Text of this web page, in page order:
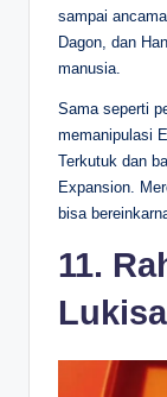
sampai
Dagon, dan
manusia.
Sama seperti
memanipulasi
Terkutuk dan
Expansion.
bisa
11.